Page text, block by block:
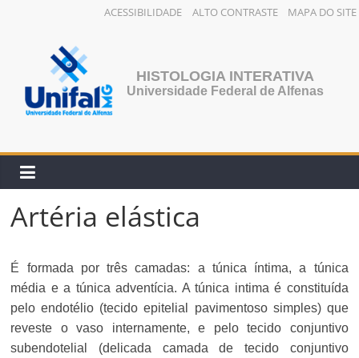
ACESSIBILIDADE ALTO CONTRASTE MAPA DO SITE
conteúdo
HISTOLOGIA INTERATIVA
Universidade Federal de Alfenas
Artéria elástica
É formada por três camadas: a túnica íntima, a túnica
média e a túnica adventícia. A túnica intima é constituída
pelo endotélio (tecido epitelial pavimentoso simples) que
reveste o vaso internamente, e pelo tecido conjuntivo
subendotelial (delicada camada de tecido conjuntivo